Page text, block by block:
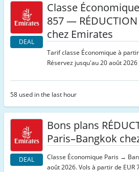
DEAL
Classe
857 —
chez Emirates
Tarif classe Économique à
Réservez jusqu'au 20 août
58 used in the last hour
DEAL
Bons plans
Paris–Bangkok
Classe Économique Paris →
août 2026. Vols à partir de EUR